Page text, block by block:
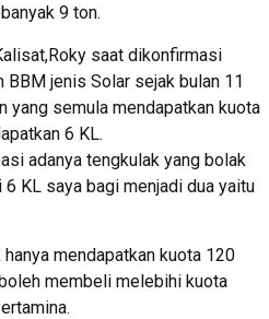
9 ton.
saat dikonfirmasi
BBM jenis Solar sejak bulan 11
yang semula mendapatkan kuota
6 KL.
adanya tengkulak yang bolak
KL saya bagi menjadi dua yaitu
mendapatkan kuota 120
membeli melebihi kuota